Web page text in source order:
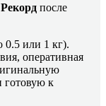
после
или 1 кг).
оперативная
к